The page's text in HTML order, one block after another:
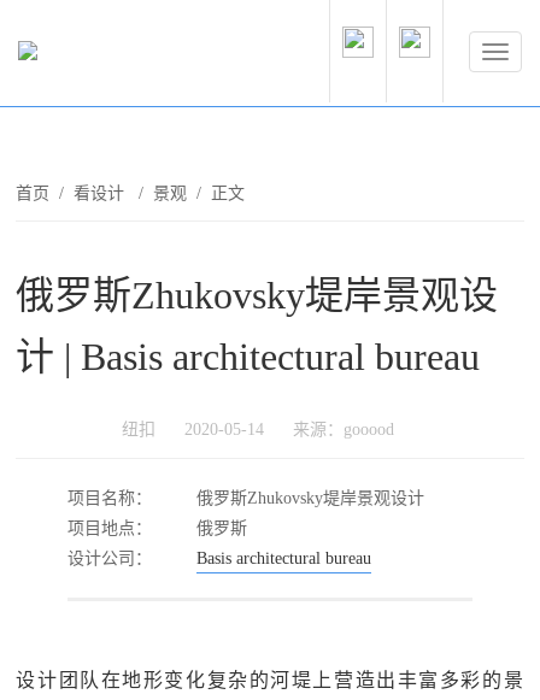
首页 /看设计 / 景观 / 正文
俄罗斯Zhukovsky堤岸景观设
计 | Basis architectural bureau
纽扣 2020-05-14 来源：gooood
项目名称：
俄罗斯Zhukovsky堤岸景观设计
项目地点：
俄罗斯
设计公司：
Basis architectural bureau
设计团队在地形变化复杂的河堤上营造出丰富多彩的景